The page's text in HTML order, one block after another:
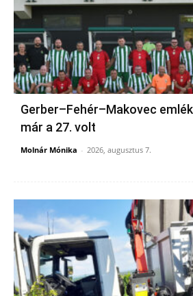
Gerber–Fehér–Makovec
már a 27. volt
Molnár Mónika - 2026, augusztus 7.